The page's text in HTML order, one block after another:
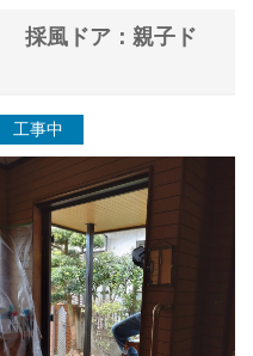
採風ドア：親子ド
工事中